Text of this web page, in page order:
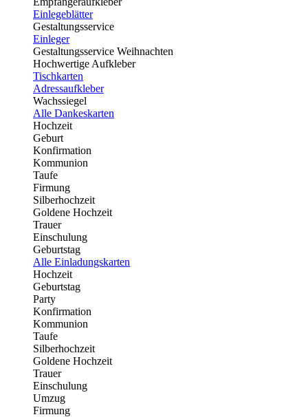
Einlegeblätter
Gestaltungsservice
Einleger
Gestaltungsservice Weihnachten
Hochwertige Aufkleber
Tischkarten
Adressaufkleber
Wachssiegel
Alle Dankeskarten
Hochzeit
Geburt
Konfirmation
Kommunion
Taufe
Firmung
Silberhochzeit
Goldene Hochzeit
Trauer
Einschulung
Geburtstag
Alle Einladungskarten
Hochzeit
Geburtstag
Party
Konfirmation
Kommunion
Taufe
Silberhochzeit
Goldene Hochzeit
Trauer
Einschulung
Umzug
Firmung